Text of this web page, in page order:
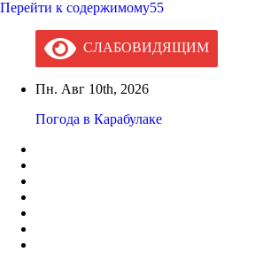
Перейти к содержимому55
СЛАБОВИДЯЩИМ
Пн. Авг 10th, 2026
Погода в Карабулаке